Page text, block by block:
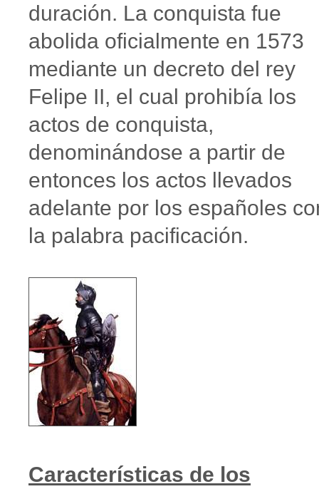
duración. La conquista fue
abolida oficialmente en 1573
mediante un decreto del rey
Felipe II, el cual prohibía los
actos de conquista,
denominándose a partir de
entonces los actos llevados
adelante por los españoles
la palabra pacificación.
Características de los